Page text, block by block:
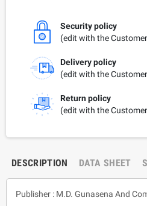
Security policy
(edit with the
Delivery policy
(edit with the
Return policy
(edit with the
DESCRIPTION DATA SHEET
Publisher : M.D. Gunasena And